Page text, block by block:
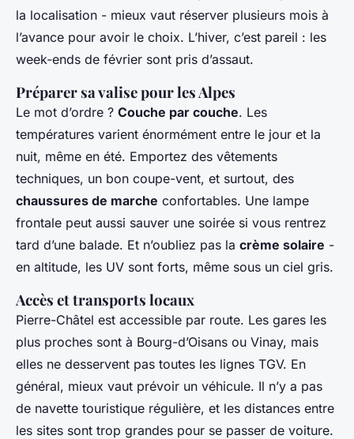
la localisation - mieux vaut réserver plusieurs mois à
l’avance pour avoir le choix. L’hiver, c’est pareil : les
week-ends de février sont pris d’assaut.
Préparer sa valise pour les Alpes
Le mot d’ordre ? Couche par couche. Les
températures varient énormément entre le jour et la
nuit, même en été. Emportez des vêtements
techniques, un bon coupe-vent, et surtout, des
chaussures de marche confortables. Une lampe
frontale peut aussi sauver une soirée si vous rentrez
tard d’une balade. Et n’oubliez pas la crème solaire -
en altitude, les UV sont forts, même sous un ciel gris.
Accès et transports locaux
Pierre-Châtel est accessible par route. Les gares les
plus proches sont à Bourg-d’Oisans ou Vinay, mais
elles ne desservent pas toutes les lignes TGV. En
général, mieux vaut prévoir un véhicule. Il n’y a pas
de navette touristique régulière, et les distances entre
les sites sont trop grandes pour se passer de voiture.